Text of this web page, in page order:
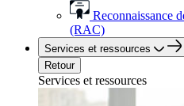
Reconnaissance
(RAC)
Services et ressources
Retour
Services et ressources